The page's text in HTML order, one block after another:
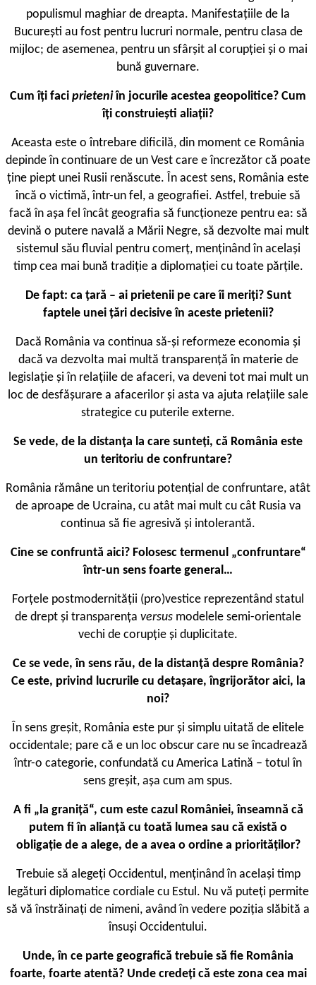
populismul maghiar de dreapta. Manifestațiile de la
București au fost pentru lucruri normale, pentru clasa de
mijloc; de asemenea, pentru un sfârșit al corupției și o mai
bună guvernare.
Cum îți faci prieteniîn jocurile acestea geopolitice? Cum
îți construiești aliații?
Aceasta este o întrebare dificilă, din moment ce România
depinde în continuare de un Vest care e încrezător că poate
ține piept unei Rusii renăscute. În acest sens, România este
încă o victimă, într-un fel, a geografiei. Astfel, trebuie să
facă în așa fel încât geografia să funcționeze pentru ea: să
devină o putere navală a Mării Negre, să dezvolte mai mult
sistemul său fluvial pentru comerț, menținând în același
timp cea mai bună tradiție a diplomației cu toate părțile.
De fapt: ca țară – ai prietenii pe care îi meriți? Sunt
faptele unei țări decisive în aceste prietenii?
Dacă România va continua să-și reformeze economia și
dacă va dezvolta mai multă transparență în materie de
legislație și în relațiile de afaceri, va deveni tot mai mult un
loc de desfășurare a afacerilor și asta va ajuta relațiile sale
strategice cu puterile externe.
Se vede, de la distanța la care sunteți, că România este
un teritoriu de confruntare?
România rămâne un teritoriu potențial de confruntare, atât
de aproape de Ucraina, cu atât mai mult cu cât Rusia va
continua să fie agresivă și intolerantă.
Cine se confruntă aici? Folosesc termenul „confruntare“
într-un sens foarte general…
Forțele postmodernității (pro)vestice reprezentând statul
de drept și transparența versus modelele semi-orientale
vechi de corupție și duplicitate.
Ce se vede, în sens rău, de la distanță despre România?
Ce este, privind lucrurile cu detașare, îngrijorător aici, la
noi?
În sens greșit, România este pur și simplu uitată de elitele
occidentale; pare că e un loc obscur care nu se încadrează
într-o categorie, confundată cu America Latină – totul în
sens greșit, așa cum am spus.
A fi „la graniță“, cum este cazul României, înseamnă că
putem fi în alianță cu toată lumea sau că există o
obligație de a alege, de a avea o ordine a priorităților?
Trebuie să alegeți Occidentul, menținând în același timp
legături diplomatice cordiale cu Estul. Nu vă puteți permite
să vă înstrăinați de nimeni, având în vedere poziția slăbită a
însuși Occidentului.
Unde, în ce parte geografică trebuie să fie România
foarte, foarte atentă? Unde credeți că este zona cea mai